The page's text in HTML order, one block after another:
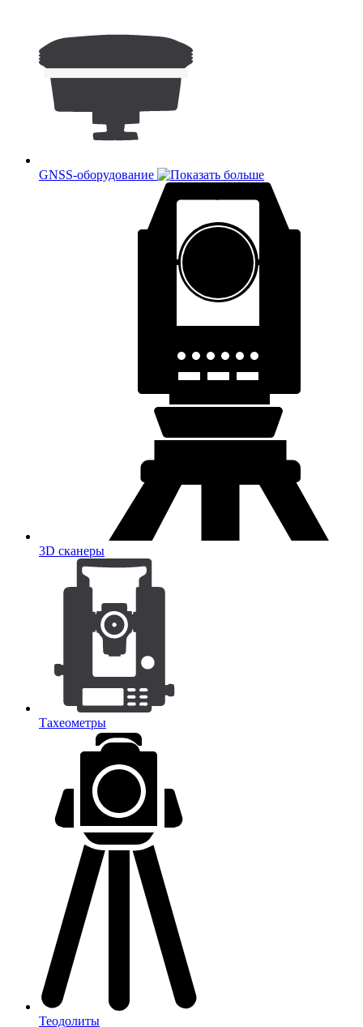
GNSS-оборудование
3D сканеры
Тахеометры
Теодолиты